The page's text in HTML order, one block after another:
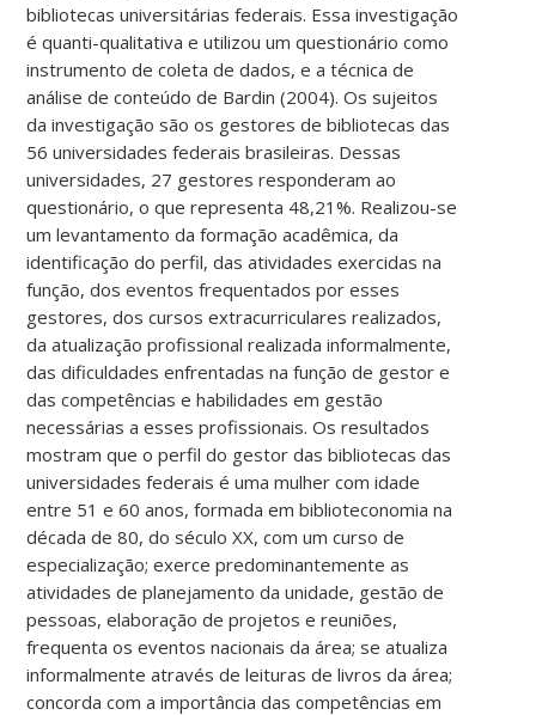
bibliotecas universitárias federais. Essa investigação
é quanti-qualitativa e utilizou um questionário como
instrumento de coleta de dados, e a técnica de
análise de conteúdo de Bardin (2004). Os sujeitos
da investigação são os gestores de bibliotecas das
56 universidades federais brasileiras. Dessas
universidades, 27 gestores responderam ao
questionário, o que representa 48,21%. Realizou-se
um levantamento da formação acadêmica, da
identificação do perfil, das atividades exercidas na
função, dos eventos frequentados por esses
gestores, dos cursos extracurriculares realizados,
da atualização profissional realizada informalmente,
das dificuldades enfrentadas na função de gestor e
das competências e habilidades em gestão
necessárias a esses profissionais. Os resultados
mostram que o perfil do gestor das bibliotecas das
universidades federais é uma mulher com idade
entre 51 e 60 anos, formada em biblioteconomia na
década de 80, do século XX, com um curso de
especialização; exerce predominantemente as
atividades de planejamento da unidade, gestão de
pessoas, elaboração de projetos e reuniões,
frequenta os eventos nacionais da área; se atualiza
informalmente através de leituras de livros da área;
concorda com a importância das competências em